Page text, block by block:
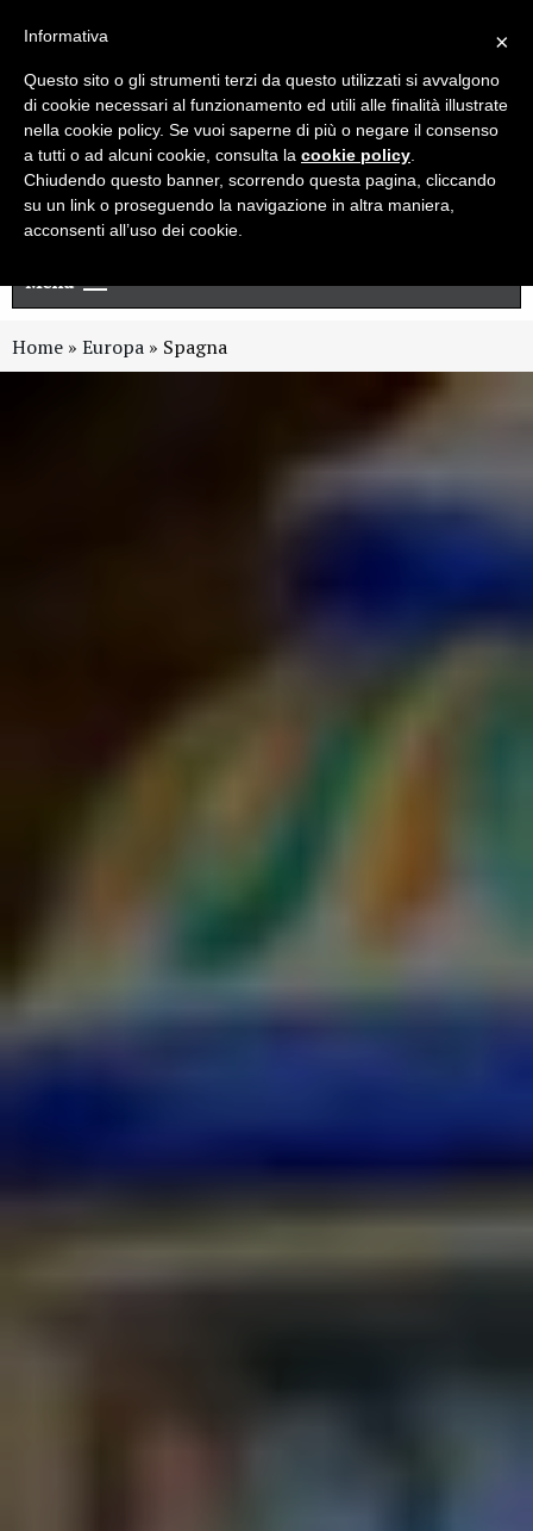
Newsletter
Menu
Home » Europa » Spagna
×
Informativa
Questo sito o gli strumenti terzi da questo utilizzati si avvalgono
di cookie necessari al funzionamento ed utili alle finalità illustrate
nella cookie policy. Se vuoi saperne di più o negare il consenso
a tutti o ad alcuni cookie, consulta la cookie policy
Chiudendo questo banner, scorrendo questa pagina, cliccando
su un link o proseguendo la navigazione in altra maniera,
acconsenti all’uso dei cookie.